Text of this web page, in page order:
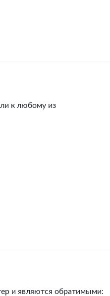
к любому из
и являются обратимыми: